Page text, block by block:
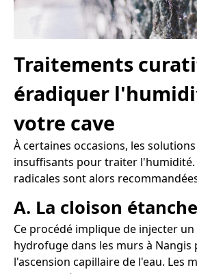
Traitements
éradiquer
votre cave
À certaines occasions, les
insuffisants pour traiter l'humidité.
radicales sont alors
A. La cloison étanche
Ce procédé implique de injecter
hydrofuge dans les murs à
l'ascension capillaire de l'eau. Les